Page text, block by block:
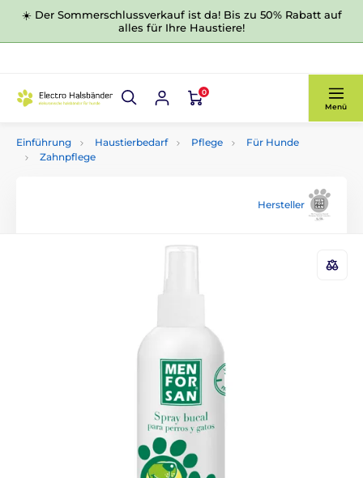
☀️ Der Sommerschlussverkauf ist da! Bis zu 50% Rabatt auf
alles für Ihre Haustiere!
0
Menü
Einführung Haustierbedarf Pflege
Für Hunde
Zahnpflege
Hersteller